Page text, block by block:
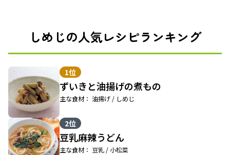
しめじの人気レシピランキング
1位
ずいきと油揚げの煮もの
主な食材： 油揚げ / しめじ
2位
豆乳麻辣うどん
主な食材： 豆乳 / 小松菜